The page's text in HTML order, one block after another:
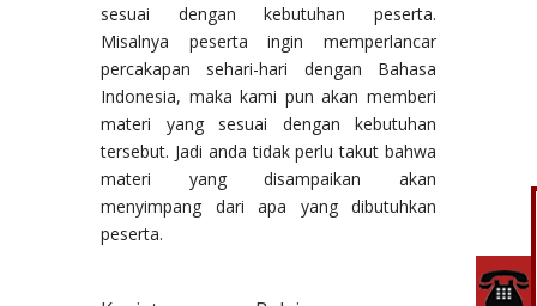
sesuai dengan kebutuhan peserta.
Misalnya peserta ingin memperlancar
percakapan sehari-hari dengan Bahasa
Indonesia, maka kami pun akan memberi
materi yang sesuai dengan kebutuhan
tersebut. Jadi anda tidak perlu takut bahwa
materi yang disampaikan akan
menyimpang dari apa yang dibutuhkan
peserta.